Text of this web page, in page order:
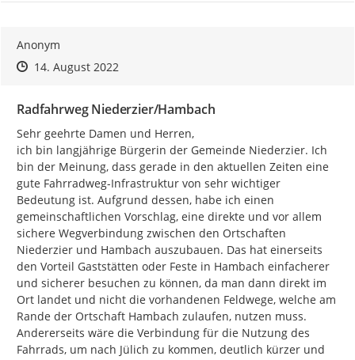
Anonym
Zeitpunkt des Erstellens
Zeitpunkt des Erstellens
14. August 2022Zur Äußerung
Radfahrweg Niederzier/Hambach
Sehr geehrte Damen und Herren,
ich bin langjährige Bürgerin der Gemeinde Niederzier. Ich
bin der Meinung, dass gerade in den aktuellen Zeiten eine
gute Fahrradweg-Infrastruktur von sehr wichtiger
Bedeutung ist. Aufgrund dessen, habe ich einen
gemeinschaftlichen Vorschlag, eine direkte und vor allem
sichere Wegverbindung zwischen den Ortschaften
Niederzier und Hambach auszubauen. Das hat einerseits
den Vorteil Gaststätten oder Feste in Hambach einfacherer
und sicherer besuchen zu können, da man dann direkt im
Ort landet und nicht die vorhandenen Feldwege, welche am
Rande der Ortschaft Hambach zulaufen, nutzen muss.
Andererseits wäre die Verbindung für die Nutzung des
Fahrrads, um nach Jülich zu kommen, deutlich kürzer und